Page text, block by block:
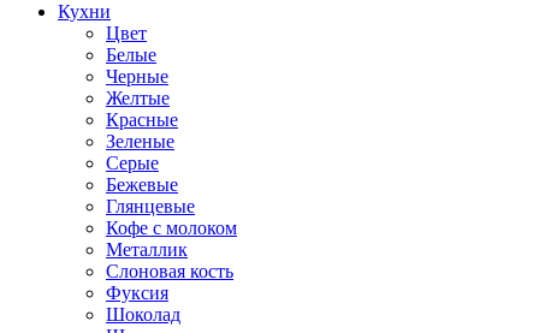
Кухни
Цвет
Белые
Черные
Желтые
Красные
Зеленые
Серые
Бежевые
Глянцевые
Кофе с молоком
Металлик
Слоновая кость
Фуксия
Шоколад